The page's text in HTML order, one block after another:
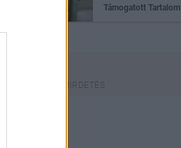
Támogatott Tartalom